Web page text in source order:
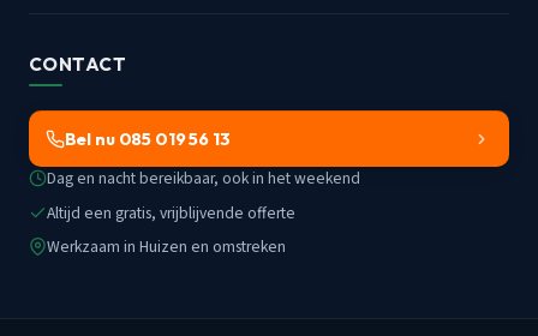
CONTACT
Bel nu 085 019 56 13
Dag en nacht bereikbaar, ook in het weekend
Altijd een gratis, vrijblijvende offerte
Werkzaam in Huizen en omstreken